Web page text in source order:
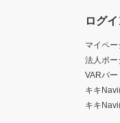
ログ
マイペ
法人ポ
VARパ
キキ
キキ